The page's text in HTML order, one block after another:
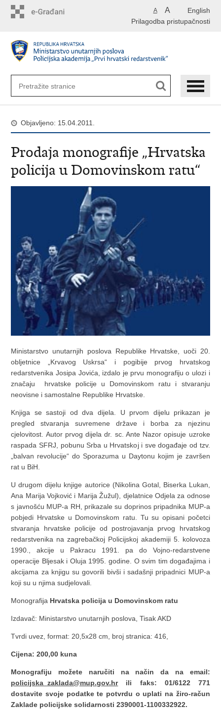
English
A A
Prilagodba pristupačnosti
Objavljeno: 15.04.2011.
Prodaja monografije „Hrvatska
policija u Domovinskom ratu“
Ministarstvo unutarnjih poslova Republike Hrvatske, uoči 20.
obljetnice „Krvavog Uskrsa“ i pogibije prvog hrvatskog
redarstvenika Josipa Jovića, izdalo je prvu monografiju o ulozi i
značaju hrvatske policije u Domovinskom ratu i stvaranju
neovisne i samostalne Republike Hrvatske.
Knjiga se sastoji od dva dijela. U prvom dijelu prikazan je
pregled stvaranja suvremene države i borba za njezinu
cjelovitost. Autor prvog dijela dr. sc. Ante Nazor opisuje uzroke
raspada SFRJ, pobunu Srba u Hrvatskoj i sve događaje od tzv.
„balvan revolucije“ do Sporazuma u Daytonu kojim je završen
rat u BiH.
U drugom dijelu knjige autorice (Nikolina Gotal, Biserka Lukan,
Ana Marija Vojković i Marija Žužul), djelatnice Odjela za odnose
s javnošću MUP-a RH, prikazale su doprinos pripadnika MUP-a
pobjedi Hrvatske u Domovinskom ratu. Tu su opisani početci
stvaranja hrvatske policije od postrojavanja prvog hrvatskog
redarstvenika na zagrebačkoj Policijskoj akademiji 5. kolovoza
1990., akcije u Pakracu 1991. pa do Vojno-redarstvene
operacije Bljesak i Oluja 1995. godine. O svim tim događajima i
akcijama za knjigu su govorili bivši i sadašnji pripadnici MUP-a
koji su u njima sudjelovali.
Monografija Hrvatska policija u Domovinskom ratu
Izdavač: Ministarstvo unutarnjih poslova, Tisak AKD
Tvrdi uvez, format: 20,5x28 cm, broj stranica: 416,
Cijena: 200,00 kuna
Monografiju možete naručiti na način da na email:
policijska_zaklada@mup.gov.hrili faks: 01/6122 771
dostavite svoje podatke te potvrdu o uplati na žiro-račun
Zaklade policijske solidarnosti 2390001-1100332922.